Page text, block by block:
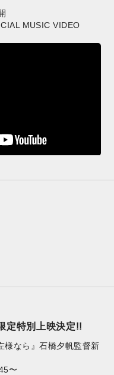
MUSIC VIDEO
定特別上映決定!!
様なら』石橋夕帆監督新
〜